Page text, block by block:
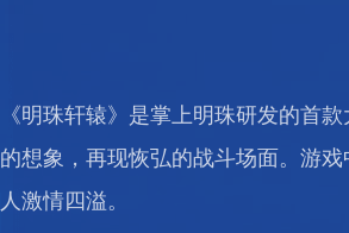
《明珠轩辕》是掌上明珠研发的首
的想象，再现恢弘的战斗场面。游
人激情四溢。